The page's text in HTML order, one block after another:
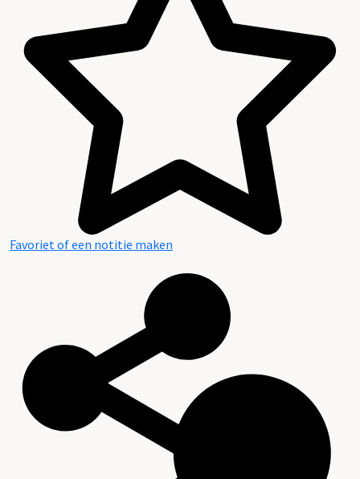
Favoriet of een notitie maken